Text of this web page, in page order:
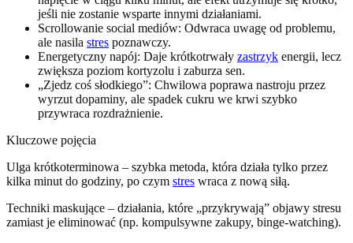
jeśli nie zostanie wsparte innymi działaniami.
Scrollowanie social mediów: Odwraca uwagę od problemu,
ale nasila stres poznawczy.
Energetyczny napój: Daje krótkotrwały zastrzyk energii, lecz
zwiększa poziom kortyzolu i zaburza sen.
„Zjedz coś słodkiego”: Chwilowa poprawa nastroju przez
wyrzut dopaminy, ale spadek cukru we krwi szybko
przywraca rozdrażnienie.
Kluczowe pojęcia
Ulga krótkoterminowa – szybka metoda, która działa tylko przez
kilka minut do godziny, po czym stres wraca z nową siłą.
Techniki maskujące – działania, które „przykrywają” objawy stresu
zamiast je eliminować (np. kompulsywne zakupy, binge-watching).